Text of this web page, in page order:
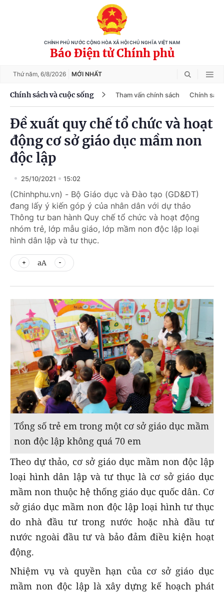
CHÍNH PHỦ NƯỚC CỘNG HÒA XÃ HỘI CHỦ NGHĨA VIỆT NAM
Báo Điện tử Chính phủ
Thứ năm, 6/8/2026 MỚI NHẤT
Chính sách và cuộc sống Tham vấn chính sách Chính
Đề xuất quy chế tổ chức và hoạt
động cơ sở giáo dục mầm non
độc lập
25/10/2021 15:02
(Chinhphu.vn) - Bộ Giáo dục và Đào tạo (GD&ĐT)
đang lấy ý kiến góp ý của nhân dân với dự thảo
Thông tư ban hành Quy chế tổ chức và hoạt động
nhóm trẻ, lớp mẫu giáo, lớp mầm non độc lập loại
hình dân lập và tư thục.
aA
Tổng số trẻ em trong một cơ sở giáo dục mầm
non độc lập không quá 70 em
Theo dự thảo, cơ sở giáo dục mầm non độc lập
loại hình dân lập và tư thục là cơ sở giáo dục
mầm non thuộc hệ thống giáo dục quốc dân. Cơ
sở giáo dục mầm non độc lập loại hình tư thục
do nhà đầu tư trong nước hoặc nhà đầu tư
nước ngoài đầu tư và bảo đảm điều kiện hoạt
động.
Nhiệm vụ và quyền hạn của cơ sở giáo dục
mầm non độc lập là xây dựng kế hoạch phát